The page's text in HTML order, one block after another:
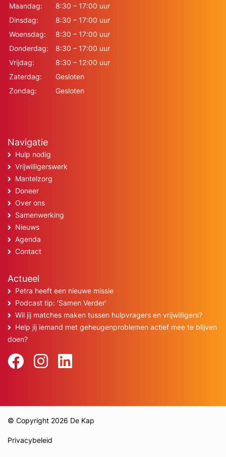
Maandag:
8:30 – 17:00 uur
Dinsdag:
8:30 – 17:00 uur
Woensdag:
8:30 – 17:00 uur
Donderdag:
8:30 – 17:00 uur
Vrijdag:
8:30 – 12:00 uur
Zaterdag:
Gesloten
Zondag:
Gesloten
Navigatie
Hulp nodig
Vrijwilligerswerk
Mantelzorg
Doneer
Over ons
Samenwerking
Nieuws
Agenda
Contact
Actueel
Petra heeft een nieuwe missie
Podcast tip: ‘Samen Verder’
Wil jij matches maken tussen hulpvragers en vrijwilligers?
Help jij iemand met geheugenproblemen actief mee te blijven
doen?
© Copyright 2026 De Kap
Privacybeleid